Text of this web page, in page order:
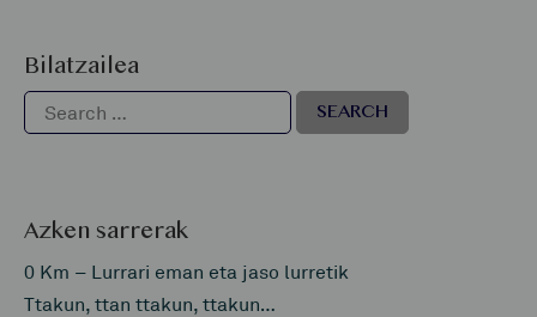
Bilatzailea
Azken sarrerak
0 Km – Lurrari eman eta jaso lurretik
Ttakun, ttan ttakun, ttakun…